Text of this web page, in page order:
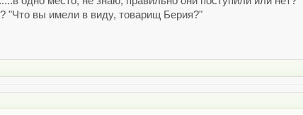
"Что вы имели в виду, товарищ Берия?"